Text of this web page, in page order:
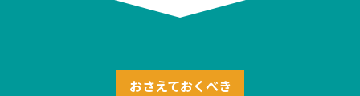
おさえておくべき